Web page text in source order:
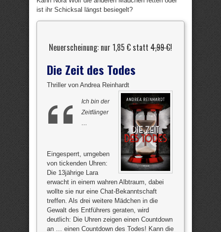
ist ihr Schicksal längst besiegelt?
Neuerscheinung: nur 1,85 € statt 4,99 €!
Die Zeit des Todes
Thriller von Andrea Reinhardt
Ich bin der
Zeitfänger
…
Eingesperrt, umgeben
von tickenden Uhren:
Die 13jährige Lara
erwacht in einem wahren Albtraum, dabei
wollte sie nur eine Chat-Bekanntschaft
treffen. Als drei weitere Mädchen in die
Gewalt des Entführers geraten, wird
deutlich: Die Uhren zeigen einen Countdown
an … einen Countdown des Todes! Kann die